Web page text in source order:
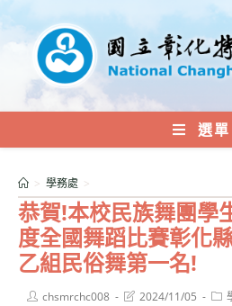
轉
內
選單
恭賀!本校民族舞團學
度全國舞蹈比賽彰化
乙組民俗舞第一名!
> 學務處 >
Postchsmrchc008
Post2024/11/05
Post